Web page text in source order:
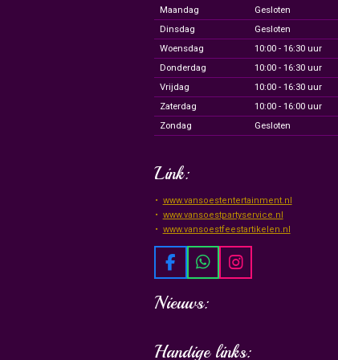
Maandag
Gesloten
Dinsdag
Gesloten
Woensdag
10:00 - 16:30 uur
Donderdag
10:00 - 16:30 uur
Vrijdag
10:00 - 16:30 uur
Zaterdag
10:00 - 16:00 uur
Zondag
Gesloten
Link:
www.vansoestentertainment.nl
www.vansoestpartyservice.nl
www.vansoestfeestartikelen.nl
F
a
c
o
W
h
a
I
n
g
Nieuws:
Handige links: